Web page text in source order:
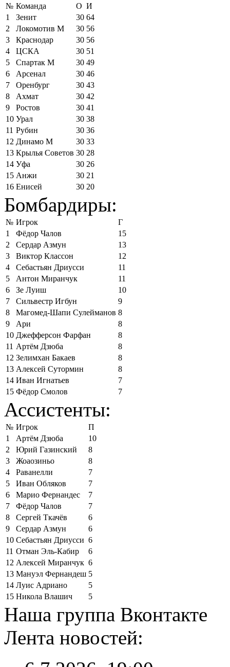
№ Команда О И
1
Зенит 30 64
2
Локомотив М 30 56
3
Краснодар 30 56
4
ЦСКА 30 51
5
Спартак М 30 49
6
Арсенал 30 46
7
Оренбург 30 43
8
Ахмат 30 42
9
Ростов 30 41
10 Урал 30 38
11 Рубин 30 36
12 Динамо М 30 33
13 Крылья Советов 30 28
14 Уфа 30 26
15 Анжи 30 21
16 Енисей 30 20
Бомбардиры:
№ Игрок
Г
1
Фёдор Чалов
15
2
Сердар Азмун
13
3
Виктор Классон
12
4
Себастьян Дриусси
11
5
Антон Миранчук
11
6
Зе Луиш
10
7
Сильвестр Игбун
9
8
Магомед-Шапи Сулейманов 8
9
Ари
8
10 Джефферсон Фарфан
8
11 Артём Дзюба
8
12 Зелимхан Бакаев
8
13 Алексей Сутормин
8
14 Иван Игнатьев
7
15 Фёдор Смолов 7
Ассистенты:
№ Игрок
П
1
Артём Дзюба
10
2
Юрий Газинский
8
3
Жоаозиньо
8
4
Раванелли
7
5
Иван Обляков
7
6
Марио Фернандес
7
7
Фёдор Чалов
7
8
Сергей Ткачёв
6
9
Сердар Азмун
6
10 Себастьян Дриусси 6
11 Отман Эль-Кабир
6
12 Алексей Миранчук 6
13 Мануэл Фернандеш 5
14 Луис Адриано
5
15 Никола Влашич 5
Наша группа Вконтакте
Лента новостей: